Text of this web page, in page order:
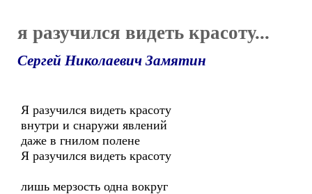
я разучился видеть красоту...
Сергей Николаевич Замятин
Я разучился видеть красоту
внутри и снаружи явлений
даже в гнилом полене
Я разучился видеть красоту
лишь мерзость одна вокруг